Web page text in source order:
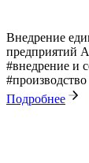
Внедрение
предприятий
#внедрение и
#производство
Подробнее